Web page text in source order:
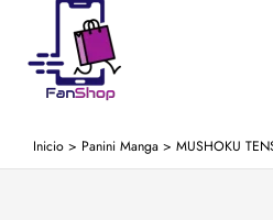
Inicio > Panini Manga > MUSHOKU